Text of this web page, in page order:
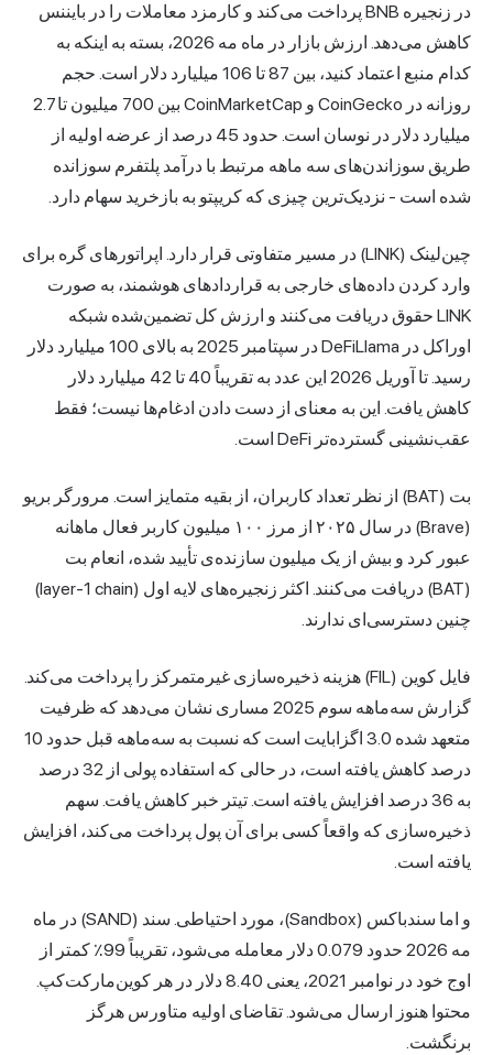
در زنجیره BNB پرداخت می‌کند و کارمزد معاملات را در بایننس
کاهش می‌دهد. ارزش بازار در ماه مه 2026، بسته به اینکه به
کدام منبع اعتماد کنید، بین 87 تا 106 میلیارد دلار است. حجم
روزانه در CoinGecko و CoinMarketCap بین 700 میلیون تا 2.7
میلیارد دلار در نوسان است. حدود 45 درصد از عرضه اولیه از
طریق سوزاندن‌های سه ماهه مرتبط با درآمد پلتفرم سوزانده
شده است - نزدیک‌ترین چیزی که کریپتو به بازخرید سهام دارد.
چین‌لینک (LINK) در مسیر متفاوتی قرار دارد. اپراتورهای گره برای
وارد کردن داده‌های خارجی به قراردادهای هوشمند، به صورت
LINK حقوق دریافت می‌کنند و ارزش کل تضمین‌شده شبکه
اوراکل در DeFiLlama در سپتامبر 2025 به بالای 100 میلیارد دلار
رسید. تا آوریل 2026 این عدد به تقریباً 40 تا 42 میلیارد دلار
کاهش یافت. این به معنای از دست دادن ادغام‌ها نیست؛ فقط
عقب‌نشینی گسترده‌تر DeFi است.
بت (BAT) از نظر تعداد کاربران، از بقیه متمایز است. مرورگر بریو
(Brave) در سال ۲۰۲۵ از مرز ۱۰۰ میلیون کاربر فعال ماهانه
عبور کرد و بیش از یک میلیون سازنده‌ی تأیید شده، انعام بت
(BAT) دریافت می‌کنند. اکثر زنجیره‌های لایه اول (layer-1 chain)
چنین دسترسی‌ای ندارند.
فایل کوین
(FIL) هزینه ذخیره‌سازی غیرمتمرکز را پرداخت می‌کند.
گزارش سه‌ماهه سوم 2025 مساری نشان می‌دهد که ظرفیت
متعهد شده 3.0 اگزابایت است که نسبت به سه‌ماهه قبل حدود 10
درصد کاهش یافته است، در حالی که استفاده پولی از 32 درصد
به 36 درصد افزایش یافته است. تیتر خبر کاهش یافت. سهم
ذخیره‌سازی که واقعاً کسی برای آن پول پرداخت می‌کند، افزایش
یافته است.
و اما سندباکس (Sandbox)، مورد احتیاطی. سند (SAND) در ماه
مه 2026 حدود 0.079 دلار معامله می‌شود، تقریباً 99٪ کمتر از
اوج خود در نوامبر 2021، یعنی 8.40 دلار در هر کوین‌مارکت‌کپ.
محتوا هنوز ارسال می‌شود. تقاضای اولیه متاورس هرگز
برنگشت.